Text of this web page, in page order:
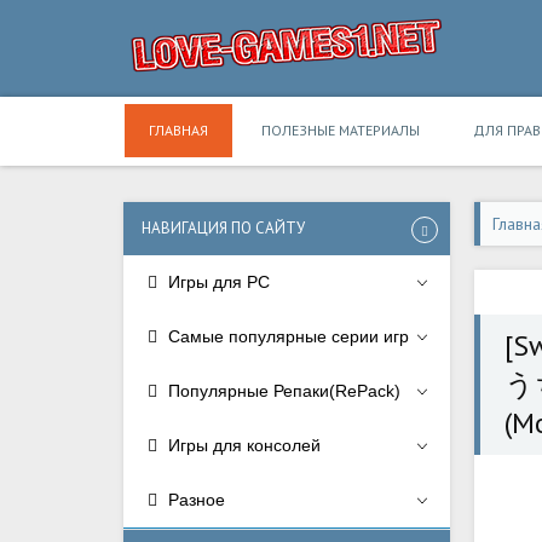
ГЛАВНАЯ ПОЛЕЗНЫЕ МАТЕРИАЛЫ ДЛЯ
НАВИГАЦИЯ ПО САЙТУ
Игры для PC
Самые популярные серии игр
Популярные Репаки(RePack)
Игры для консолей
Разное